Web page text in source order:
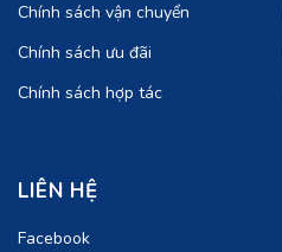
Chính sách vận chuyển
Chính sách ưu đãi
Chính sách hợp tác
LIÊN HỆ
Facebook